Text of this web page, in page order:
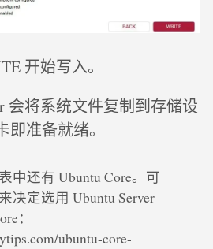
开始写入。
会将系统文件复制到存储设
准备就绪。
中还有 Ubuntu Core。可
决定选用 Ubuntu Server
：
ubuntu-core-